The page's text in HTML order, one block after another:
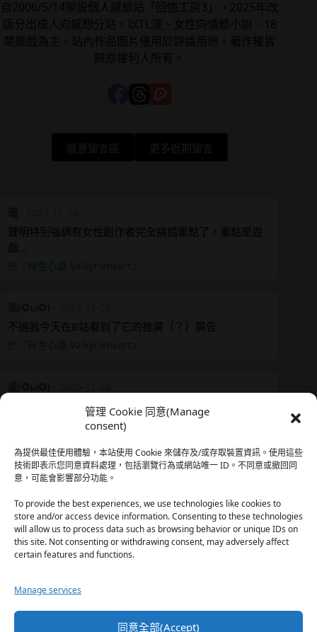
管理 Cookie 同意(Manage
consent)
為提供最佳使用體驗，本站使用 Cookie 來儲存及/或存取裝置資訊。使用這些
技術即表示您同意資料處理，包括瀏覽行為或網站唯一 ID。不同意或撤回同
意，可能會影響部分功能。
To provide the best experiences, we use technologies like cookies to
store and/or access device information. Consenting to these technologies
will allow us to process data such as browsing behavior or unique IDs on
this site. Not consenting or withdrawing consent, may adversely affect
certain features and functions.
Manage services
同意全部(Accept)
隨意留言區 更多近期留言
聲明特別強調有女性創作者完全搞錯重點了，重點是遊
戲…
於『時空心語 Valkyrieheart』
不過我今天在B站看到了它的推廣（？）廣告
於『時空心語 Valkyrieheart』
我還有在上線，但其實除了第一章，我一個人的澀澀都
珊· 2025-12-17
我也好久沒看PO了，追完這篇好吃的哈利波特同人後，
…
於『HP霍格沃茨男生隱秘資料測評表』
好久沒看PO了 最近都在看晉江 也沒看過哈利波特同…
於『HP霍格沃茨男生隱秘資料測評表』